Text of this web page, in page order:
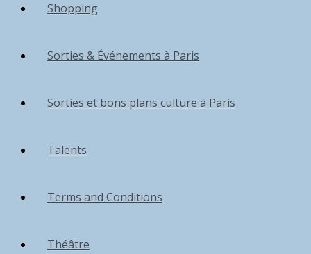
Shopping
Sorties & Événements à Paris
Sorties et bons plans culture à Paris
Talents
Terms and Conditions
Théâtre